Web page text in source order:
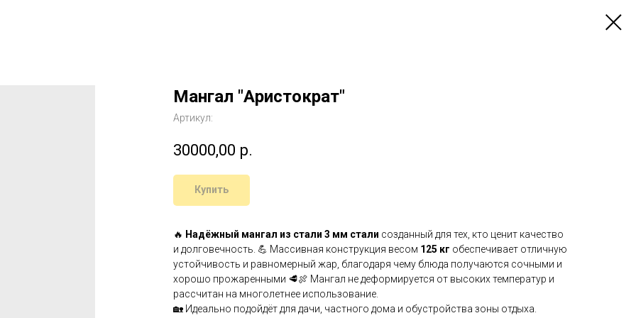
Мангал "Аристократ"
Артикул:
30000,00 р.
Купить
🔥 Надёжный мангал из стали 3 мм стали созданный для тех, кто ценит качество
и долговечность. 💪 Массивная конструкция весом 125 кг обеспечивает отличную
устойчивость и равномерный жар, благодаря чему блюда получаются сочными и
хорошо прожаренными 🥩🍖 Мангал не деформируется от высоких температур и
рассчитан на многолетнее использование.
🏡 Идеально подойдёт для дачи, частного дома и обустройства зоны отдыха.